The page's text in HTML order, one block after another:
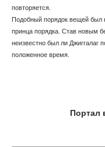
повторяется.
Подобный порядок вещей был
принца порядка. Став новым
неизвестно был ли Джиггалаг
положенное время.
Портал